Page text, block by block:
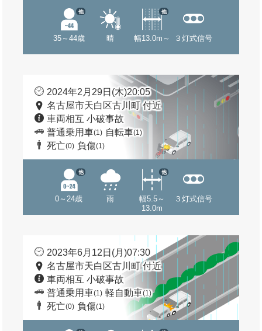
35～44歳
他
晴 幅13.0m～
他
３灯式信号
2024年2月29日(木)20:05
名古屋市天白区古川町 付近
車両相互 小破事故
普通乗用車(1) 自転車(1)
死亡(0) 負傷(1)
0～24歳
他
雨
幅5.5～
13.0m
他
３灯式信号
2023年6月12日(月)07:30
名古屋市天白区古川町 付近
車両相互 小破事故
普通乗用車(1) 軽自動車(1)
死亡(0) 負傷(1)